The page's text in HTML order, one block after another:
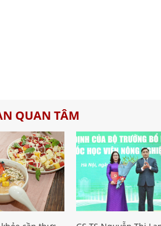
QUAN TÂM